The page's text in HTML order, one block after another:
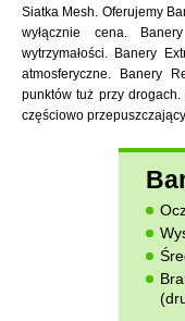
Siatka Mesh. Oferujemy
wyłącznie cena.
wytrzymałości. Banery
atmosferyczne. Banery
punktów tuż przy
częściowo